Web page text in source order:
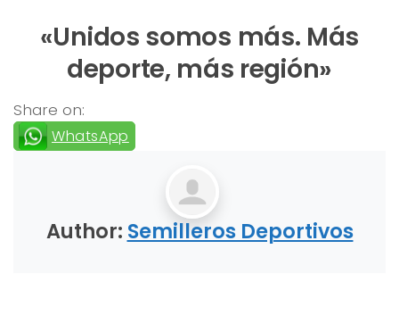
«Unidos somos más. Más
deporte, más región»
Share on:
WhatsApp
Author: Semilleros Deportivos